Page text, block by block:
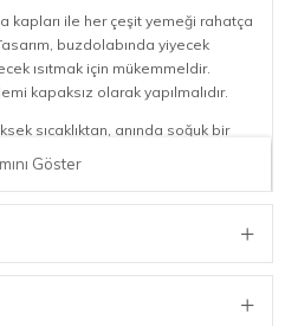
kapları ile her çeşit yemeği rahatça
buzdolabında yiyecek
ısıtmak için mükemmeldir.
kapaksız olarak yapılmalıdır.
sıcaklıktan, anında soğuk bir
Göster